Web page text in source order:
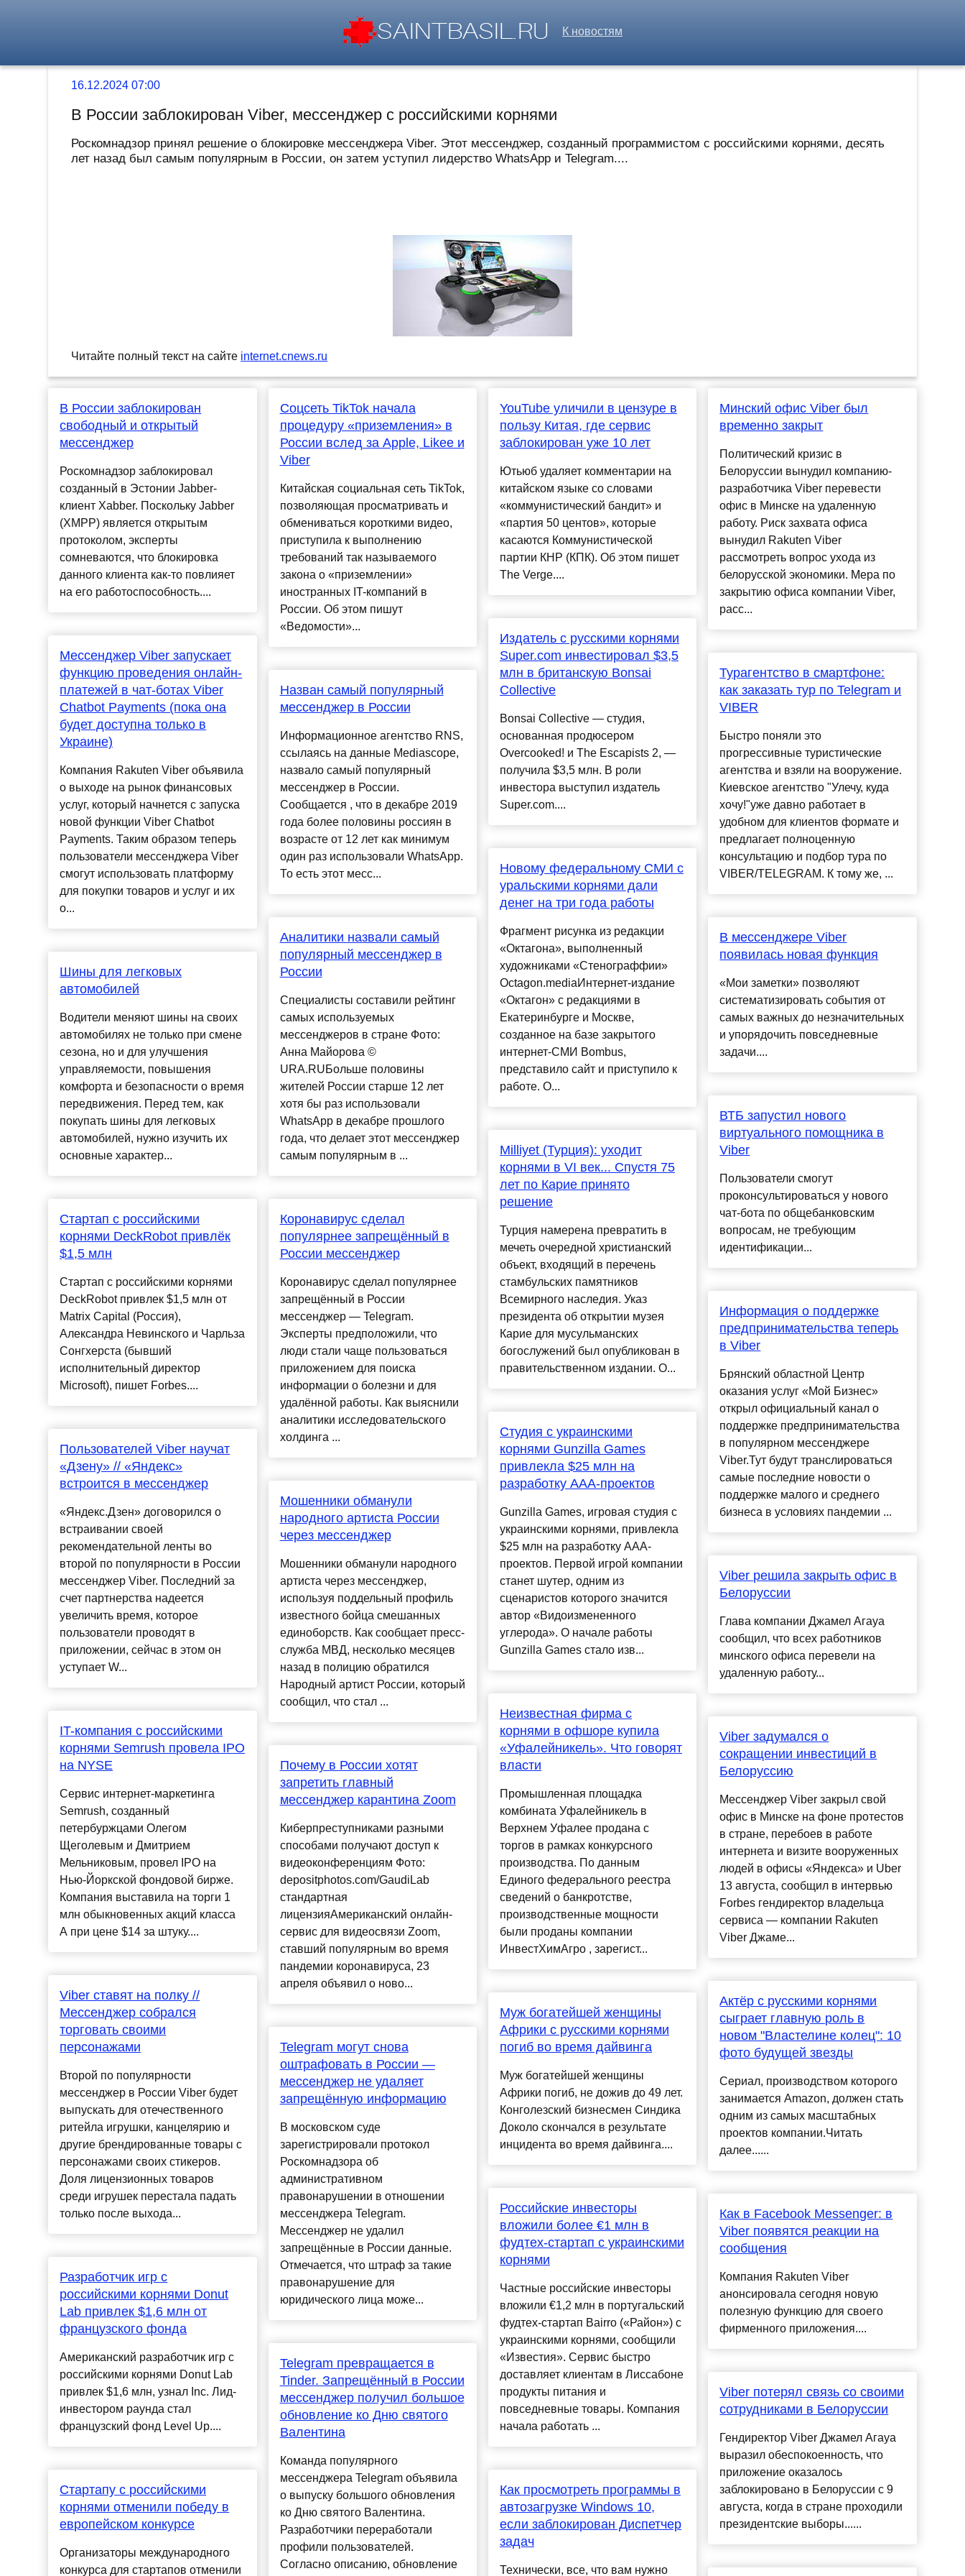
К новостям
16.12.2024 07:00
В России заблокирован Viber, мессенджер с российскими корнями
Роскомнадзор принял решение о блокировке мессенджера Viber. Этот мессенджер, созданный программистом с российскими корнями, десять
лет назад был самым популярным в России, он затем уступил лидерство WhatsApp и Telegram....
Читайте полный текст на сайте internet.cnews.ru
В России заблокирован
свободный и открытый
мессенджер
Роскомнадзор заблокировал
созданный в Эстонии Jabber-
клиент Xabber. Поскольку Jabber
(XMPP) является открытым
протоколом, эксперты
сомневаются, что блокировка
данного клиента как-то повлияет
на его работоспособность....
Мессенджер Viber запускает
функцию проведения онлайн-
платежей в чат-ботах Viber
Chatbot Payments (пока она
будет доступна только в
Украине)
Компания Rakuten Viber объявила
о выходе на рынок финансовых
услуг, который начнется с запуска
новой функции Viber Chatbot
Payments. Таким образом теперь
пользователи мессенджера Viber
смогут использовать платформу
для покупки товаров и услуг и их
о...
Шины для легковых
автомобилей
Водители меняют шины на своих
автомобилях не только при смене
сезона, но и для улучшения
управляемости, повышения
комфорта и безопасности о время
передвижения. Перед тем, как
покупать шины для легковых
автомобилей, нужно изучить их
основные характер...
Стартап с российскими
корнями DeckRobot привлёк
$1,5 млн
Стартап с российскими корнями
DeckRobot привлек $1,5 млн от
Matrix Capital (Россия),
Александра Невинского и Чарльза
Сонгхерста (бывший
исполнительный директор
Microsoft), пишет Forbes....
Пользователей Viber научат
«Дзену» // «Яндекс»
встроится в мессенджер
«Яндекс.Дзен» договорился о
встраивании своей
рекомендательной ленты во
второй по популярности в России
мессенджер Viber. Последний за
счет партнерства надеется
увеличить время, которое
пользователи проводят в
приложении, сейчас в этом он
уступает W...
IT-компания с российскими
корнями Semrush провела IPO
на NYSE
Сервис интернет-маркетинга
Semrush, созданный
петербуржцами Олегом
Щеголевым и Дмитрием
Мельниковым, провел IPO на
Нью-Йоркской фондовой бирже.
Компания выставила на торги 1
млн обыкновенных акций класса
A при цене $14 за штуку....
Viber ставят на полку //
Мессенджер собрался
торговать своими
персонажами
Второй по популярности
мессенджер в России Viber будет
выпускать для отечественного
ритейла игрушки, канцелярию и
другие брендированные товары с
персонажами своих стикеров.
Доля лицензионных товаров
среди игрушек перестала падать
только после выхода...
Разработчик игр с
российскими корнями Donut
Lab привлек $1,6 млн от
французского фонда
Американский разработчик игр с
российскими корнями Donut Lab
привлек $1,6 млн, узнал Inc. Лид-
инвестором раунда стал
французский фонд Level Up....
Стартапу с российскими
корнями отменили победу в
европейском конкурсе
Организаторы международного
конкурса для стартапов отменили
Соцсеть TikTok начала
процедуру «приземления» в
России вслед за Apple, Likee и
Viber
Китайская социальная сеть TikTok,
позволяющая просматривать и
обмениваться короткими видео,
приступила к выполнению
требований так называемого
закона о «приземлении»
иностранных IT-компаний в
России. Об этом пишут
«Ведомости»...
Назван самый популярный
мессенджер в России
Информационное агентство RNS,
ссылаясь на данные Mediascope,
назвало самый популярный
мессенджер в России.
Сообщается , что в декабре 2019
года более половины россиян в
возрасте от 12 лет как минимум
один раз использовали WhatsApp.
То есть этот месс...
Аналитики назвали самый
популярный мессенджер в
России
Специалисты составили рейтинг
самых используемых
мессенджеров в стране Фото:
Анна Майорова ©
URA.RUБольше половины
жителей России старше 12 лет
хотя бы раз использовали
WhatsApp в декабре прошлого
года, что делает этот мессенджер
самым популярным в ...
Коронавирус сделал
популярнее запрещённый в
России мессенджер
Коронавирус сделал популярнее
запрещённый в России
мессенджер — Telegram.
Эксперты предположили, что
люди стали чаще пользоваться
приложением для поиска
информации о болезни и для
удалённой работы. Как выяснили
аналитики исследовательского
холдинга ...
Мошенники обманули
народного артиста России
через мессенджер
Мошенники обманули народного
артиста через мессенджер,
используя поддельный профиль
известного бойца смешанных
единоборств. Как сообщает пресс-
служба МВД, несколько месяцев
назад в полицию обратился
Народный артист России, который
сообщил, что стал ...
Почему в России хотят
запретить главный
мессенджер карантина Zoom
Киберпреступниками разными
способами получают доступ к
видеоконференциям Фото:
depositphotos.com/GaudiLab
стандартная
лицензияАмериканский онлайн-
сервис для видеосвязи Zoom,
ставший популярным во время
пандемии коронавируса, 23
апреля объявил о ново...
Telegram могут снова
оштрафовать в России —
мессенджер не удаляет
запрещённую информацию
В московском суде
зарегистрировали протокол
Роскомнадзора об
административном
правонарушении в отношении
мессенджера Telegram.
Мессенджер не удалил
запрещённые в России данные.
Отмечается, что штраф за такие
правонарушение для
юридического лица може...
Telegram превращается в
Tinder. Запрещённый в России
мессенджер получил большое
обновление ко Дню святого
Валентина
Команда популярного
мессенджера Telegram объявила
о выпуску большого обновления
ко Дню святого Валентина.
Разработчики переработали
профили пользователей.
Согласно описанию, обновление
YouTube уличили в цензуре в
пользу Китая, где сервис
заблокирован уже 10 лет
Ютьюб удаляет комментарии на
китайском языке со словами
«коммунистический бандит» и
«партия 50 центов», которые
касаются Коммунистической
партии КНР (КПК). Об этом пишет
The Verge....
Издатель с русскими корнями
Super.com инвестировал $3,5
млн в британскую Bonsai
Collective
Bonsai Collective — студия,
основанная продюсером
Overcooked! и The Escapists 2, —
получила $3,5 млн. В роли
инвестора выступил издатель
Super.com....
Новому федеральному СМИ с
уральскими корнями дали
денег на три года работы
Фрагмент рисунка из редакции
«Октагона», выполненный
художниками «Стенограффии»
Оctagon.mediaИнтернет-издание
«Октагон» с редакциями в
Екатеринбурге и Москве,
созданное на базе закрытого
интернет-СМИ Bombus,
представило сайт и приступило к
работе. О...
Milliyet (Турция): уходит
корнями в VI век... Спустя 75
лет по Карие принято
решение
Турция намерена превратить в
мечеть очередной христианский
объект, входящий в перечень
стамбульских памятников
Всемирного наследия. Указ
президента об открытии музея
Карие для мусульманских
богослужений был опубликован в
правительственном издании. О...
Студия с украинскими
корнями Gunzilla Games
привлекла $25 млн на
разработку ААА-проектов
Gunzilla Games, игровая студия с
украинскими корнями, привлекла
$25 млн на разработку AAA-
проектов. Первой игрой компании
станет шутер, одним из
сценаристов которого значится
автор «Видоизмененного
углерода». О начале работы
Gunzilla Games стало изв...
Неизвестная фирма с
корнями в офшоре купила
«Уфалейникель». Что говорят
власти
Промышленная площадка
комбината Уфалейникель в
Верхнем Уфалее продана с
торгов в рамках конкурсного
производства. По данным
Единого федерального реестра
сведений о банкротстве,
производственные мощности
были проданы компании
ИнвестХимАгро , зарегист...
Муж богатейшей женщины
Африки с русскими корнями
погиб во время дайвинга
Муж богатейшей женщины
Африки погиб, не дожив до 49 лет.
Конголезский бизнесмен Синдика
Доколо скончался в результате
инцидента во время дайвинга....
Российские инвесторы
вложили более €1 млн в
фудтех-стартап с украинскими
корнями
Частные российские инвесторы
вложили €1,2 млн в португальский
фудтех-стартап Bairro («Район») с
украинскими корнями, сообщили
«Известия». Сервис быстро
доставляет клиентам в Лиссабоне
продукты питания и
повседневные товары. Компания
начала работать ...
Как просмотреть программы в
автозагрузке Windows 10,
если заблокирован Диспетчер
задач
Технически, все, что вам нужно
Минский офис Viber был
временно закрыт
Политический кризис в
Белоруссии вынудил компанию-
разработчика Viber перевести
офис в Минске на удаленную
работу. Риск захвата офиса
вынудил Rakuten Viber
рассмотреть вопрос ухода из
белорусской экономики. Мера по
закрытию офиса компании Viber,
расс...
Турагентство в смартфоне:
как заказать тур по Telegram и
VIBER
Быстро поняли это
прогрессивные туристические
агентства и взяли на вооружение.
Киевское агентство "Улечу, куда
хочу!"уже давно работает в
удобном для клиентов формате и
предлагает полноценную
консультацию и подбор тура по
VIBER/TELEGRAM. К тому же, ...
В мессенджере Viber
появилась новая функция
«Мои заметки» позволяют
систематизировать события от
самых важных до незначительных
и упорядочить повседневные
задачи....
ВТБ запустил нового
виртуального помощника в
Viber
Пользователи смогут
проконсультироваться у нового
чат-бота по общебанковским
вопросам, не требующим
идентификации...
Информация о поддержке
предпринимательства теперь
в Viber
Брянский областной Центр
оказания услуг «Мой Бизнес»
открыл официальный канал о
поддержке предпринимательства
в популярном мессенджере
Viber.Тут будут транслироваться
самые последние новости о
поддержке малого и среднего
бизнеса в условиях пандемии ...
Viber решила закрыть офис в
Белоруссии
Глава компании Джамел Агауа
сообщил, что всех работников
минского офиса перевели на
удаленную работу...
Viber задумался о
сокращении инвестиций в
Белоруссию
Мессенджер Viber закрыл свой
офис в Минске на фоне протестов
в стране, перебоев в работе
интернета и визите вооруженных
людей в офисы «Яндекса» и Uber
13 августа, сообщил в интервью
Forbes гендиректор владельца
сервиса — компании Rakuten
Viber Джаме...
Актёр с русскими корнями
сыграет главную роль в
новом "Властелине колец": 10
фото будущей звезды
Сериал, производством которого
занимается Amazon, должен стать
одним из самых масштабных
проектов компании.Читать
далее......
Как в Facebook Messenger: в
Viber появятся реакции на
сообщения
Компания Rakuten Viber
анонсировала сегодня новую
полезную функцию для своего
фирменного приложения....
Viber потерял связь со своими
сотрудниками в Белоруссии
Гендиректор Viber Джамел Агауа
выразил обеспокоенность, что
приложение оказалось
заблокировано в Белоруссии с 9
августа, когда в стране проходили
президентские выборы......